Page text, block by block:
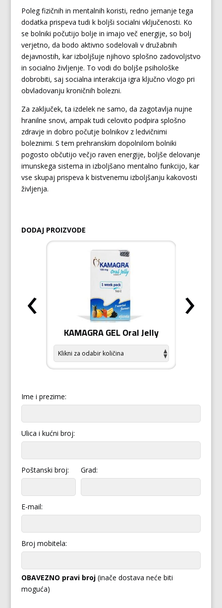
Poleg fizičnih in mentalnih koristi, redno jemanje tega
dodatka prispeva tudi k boljši socialni vključenosti. Ko
se bolniki počutijo bolje in imajo več energije, so bolj
verjetno, da bodo aktivno sodelovali v družabnih
dejavnostih, kar izboljšuje njihovo splošno zadovoljstvo
in socialno življenje. To vodi do boljše psihološke
dobrobiti, saj socialna interakcija igra ključno vlogo pri
obvladovanju kroničnih bolezni.
Za zaključek, ta izdelek ne samo, da zagotavlja nujne
hranilne snovi, ampak tudi celovito podpira splošno
zdravje in dobro počutje bolnikov z ledvičnimi
boleznimi. S tem prehranskim dopolnilom bolniki
pogosto občutijo večjo raven energije, boljše delovanje
imunskega sistema in izboljšano mentalno funkcijo, kar
vse skupaj prispeva k bistvenemu izboljšanju kakovosti
življenja.
DODAJ PROIZVODE
KAMAGRA GEL Oral Jelly
‹ ›
Ime i prezime:
Ulica i kućni broj:
Poštanski broj: Grad:
E-mail:
Broj mobitela:
OBAVEZNO pravi broj(inače dostava neće biti
moguća)